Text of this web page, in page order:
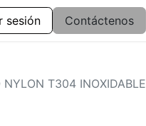
sesión Contáctenos
T304 INOXIDABLE